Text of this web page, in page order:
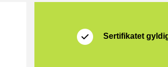
Sertifikatet